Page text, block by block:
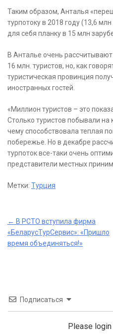
Таким образом, Анталья
турпотоку в 2018 году (13,6
для себя планку в 15 млн
В Анталье очень
16 млн. туристов, но, как
туристическая провинция
иностранных гостей.
«Миллион туристов – это
Столько туристов побывали на
чему способствовала теплая
побережье. Но в декабре
турпоток все-таки очень
представители местных
Метки: Турция
Post
navigation
← В РСТО вступила фирма
«БеларусТурСервис»: «Пришло
время объединяться!»
Подписаться
Please